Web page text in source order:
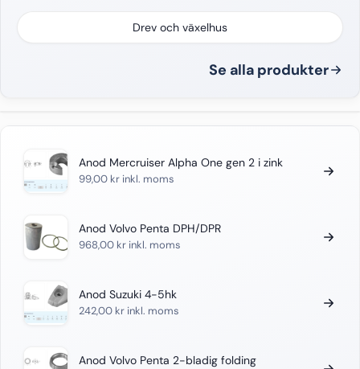
Drev och växelhus
Se alla produkter
Anod Mercruiser Alpha One gen 2 i zink
99,00 kr inkl. moms
Anod Volvo Penta DPH/DPR
968,00 kr inkl. moms
Anod Suzuki 4-5hk
242,00 kr inkl. moms
Anod Volvo Penta 2-bladig folding